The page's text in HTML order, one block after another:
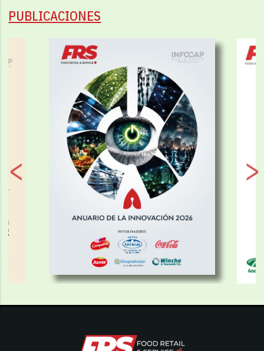
PUBLICACIONES